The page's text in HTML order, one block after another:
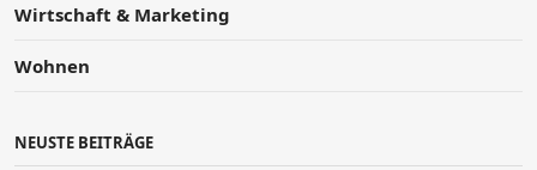
Wirtschaft & Marketing
Wohnen
NEUSTE BEITRÄGE